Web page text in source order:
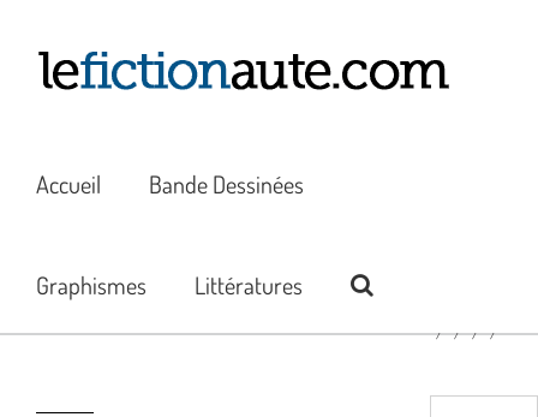
contenu
Accueil Bande Dessinées
Graphismes Littératures